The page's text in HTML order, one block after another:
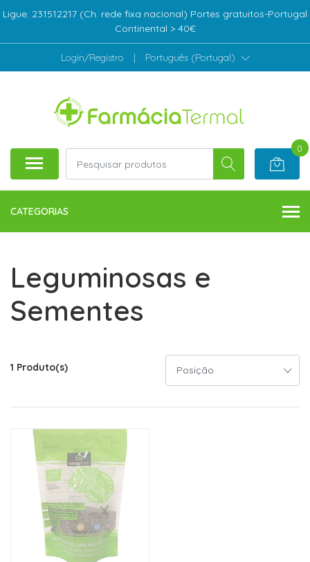
Ligue: 231512217 (Ch. rede fixa nacional) Portes gratuitos-Portugal
Continental > 40€
Login/Registro | Português (Portugal)
0
CATEGORIAS
Leguminosas e
Sementes
1 Produto(s)